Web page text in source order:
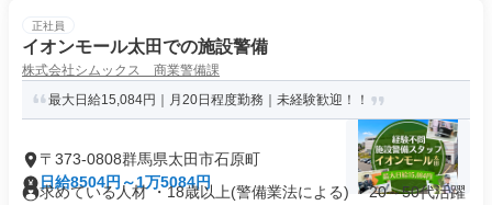
正社員
イオンモール太田での施設警備
株式会社シムックス 商業警備課
最大日給15,084円｜月20日程度勤務｜未経験歓迎！！
〒373-0808群馬県太田市石原町
日給8504円～1万5084円
求めている人材 ・18歳以上(警備業法による) ・20～50代活躍